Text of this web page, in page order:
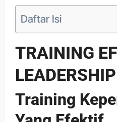
Daftar Isi
TRAINING
LEADERSHIP
Training